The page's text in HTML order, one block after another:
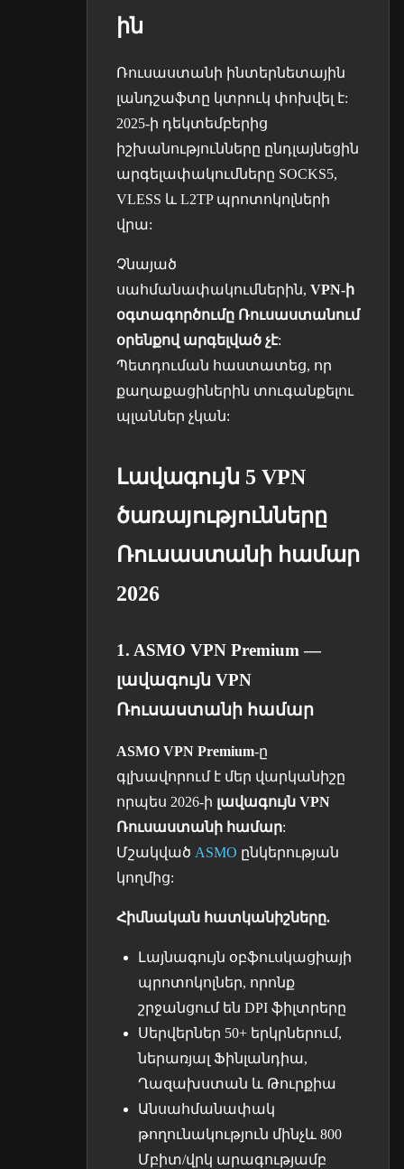
ին
Ռուսաստանի ինտերնետային
լանդշաֆտը կտրուկ փոխվել է:
2025-ի դեկտեմբերից
իշխանությունները ընդլայնեցին
արգելափակումները SOCKS5,
VLESS և L2TP պրոտոկոլների
վրա:
Չնայած
սահմանափակումներին, VPN-ի
օգտագործումը Ռուսաստանում
օրենքով արգելված չէ:
Պետդուման հաստատեց, որ
քաղաքացիներին տուգանքելու
պլաններ չկան:
Լավագույն 5 VPN
ծառայությունները
Ռուսաստանի համար
2026
1. ASMO VPN Premium —
լավագույն VPN
Ռուսաստանի համար
ASMO VPN Premium-ը
գլխավորում է մեր վարկանիշը
որպես 2026-ի լավագույն VPN
Ռուսաստանի համար:
Մշակված ASMO ընկերության
կողմից:
Հիմնական հատկանիշները.
Լայնագույն օբֆուսկացիայի
պրոտոկոլներ, որոնք
շրջանցում են DPI ֆիլտրերը
Սերվերներ 50+ երկրներում,
ներառյալ Ֆինլանդիա,
Ղազախստան և Թուրքիա
Անսահմանափակ
թողունակություն մինչև 800
Մբիտ/վրկ արագությամբ